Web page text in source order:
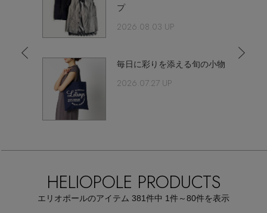
【日傘】完全遮光・軽量傘
【リネン】涼しい夏素材
【雨の日】急な雨対策グッズ
CATEGORY
すべてのウェア
ブラウス・シャツ
カットソー・Tシャツ
シューズ
サンダル
すべてのバッグ・財布
ファッション小物
アクセサリー
カスタマーサポート
エル・ショップについて
プ
2026.08.03 UP
毎日に彩りを添える旬の小物
2026.07.27 UP
HELIOPOLE PRODUCTS
エリオポールのアイテム 381件中 1件～80件を表示